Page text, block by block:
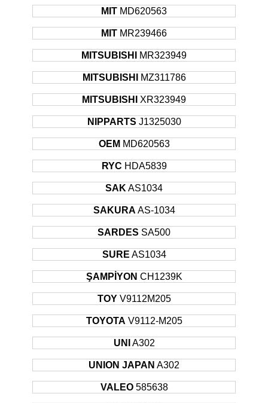
MIT MD620563
MIT MR239466
MITSUBISHI MR323949
MITSUBISHI MZ311786
MITSUBISHI XR323949
NIPPARTS J1325030
OEM MD620563
RYC HDA5839
SAK AS1034
SAKURA AS-1034
SARDES SA500
SURE AS1034
ŞAMPİYON CH1239K
TOY V9112M205
TOYOTA V9112-M205
UNI A302
UNION JAPAN A302
VALEO 585638